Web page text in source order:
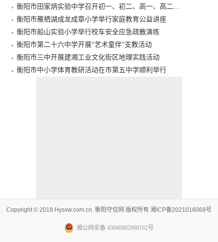
衡阳市田家炳实验中学召开初一、初二、高一、高二...
衡阳市雁栖湖成龙成章小学举行家庭教育公益讲座
衡阳市船山实验小学举行校车安全应急疏散演练
衡阳市第二十六中学开展“艺术童伴”支教活动
衡阳市三中开展建湘工业文化街区地理实践活动
衡阳市中小学体育教研活动在市第五中学顺利举行
Copyright © 2018 Hysxw.com.cn. 衡阳守信网 版权所有 湘ICP备2021016068号
湘公网安备 43040802000162号